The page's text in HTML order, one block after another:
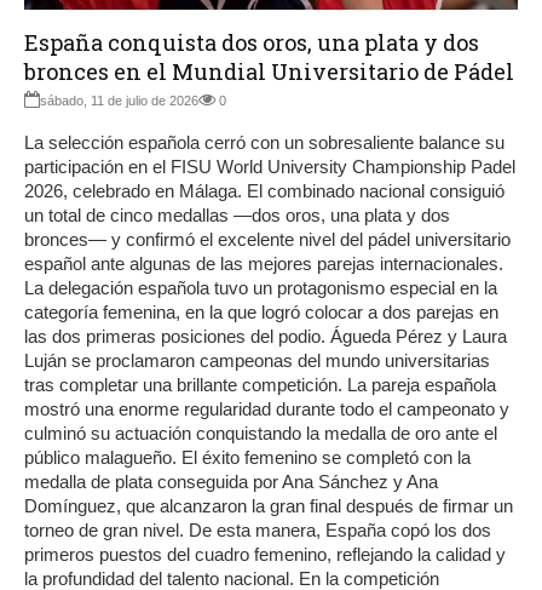
España conquista dos oros, una plata y dos
bronces en el Mundial Universitario de Pádel
sábado, 11 de julio de 2026 0
La selección española cerró con un sobresaliente balance su
participación en el FISU World University Championship Padel
2026, celebrado en Málaga. El combinado nacional consiguió
un total de cinco medallas —dos oros, una plata y dos
bronces— y confirmó el excelente nivel del pádel universitario
español ante algunas de las mejores parejas internacionales.
La delegación española tuvo un protagonismo especial en la
categoría femenina, en la que logró colocar a dos parejas en
las dos primeras posiciones del podio. Águeda Pérez y Laura
Luján se proclamaron campeonas del mundo universitarias
tras completar una brillante competición. La pareja española
mostró una enorme regularidad durante todo el campeonato y
culminó su actuación conquistando la medalla de oro ante el
público malagueño. El éxito femenino se completó con la
medalla de plata conseguida por Ana Sánchez y Ana
Domínguez, que alcanzaron la gran final después de firmar un
torneo de gran nivel. De esta manera, España copó los dos
primeros puestos del cuadro femenino, reflejando la calidad y
la profundidad del talento nacional. En la competición